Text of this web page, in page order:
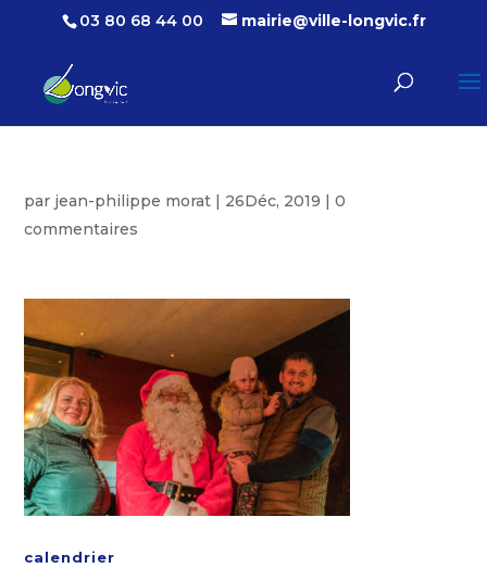
03 80 68 44 00 mairie@ville-longvic.fr
par jean-philippe morat | 26Déc, 2019 |0
commentaires
calendrier